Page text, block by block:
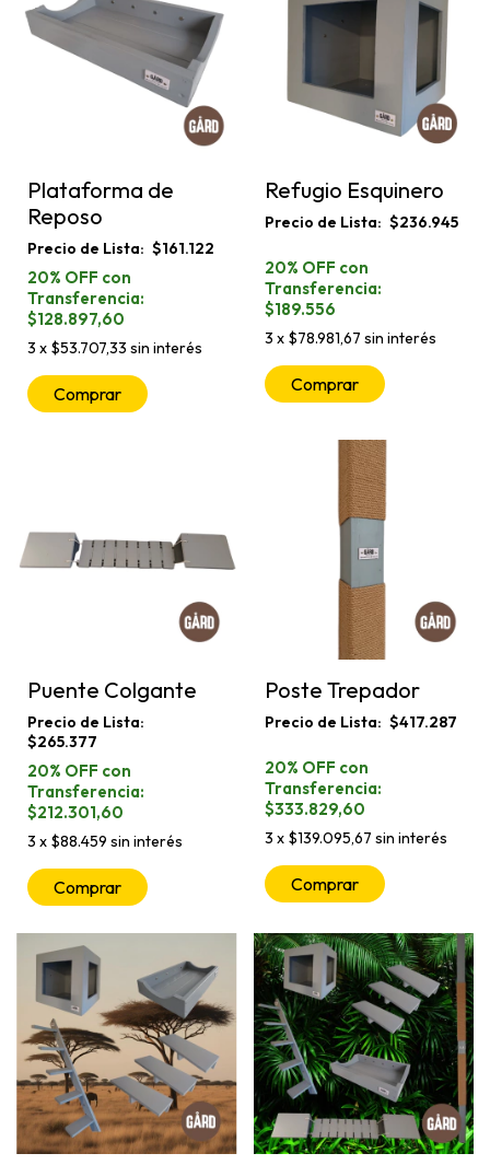
Plataforma de
Reposo
$161.122
$128.897,60
3 x $53.707,33 sin interés
Comprar
Refugio Esquinero
$236.945
$189.556
3 x $78.981,67 sin interés
Comprar
Puente Colgante
$265.377
$212.301,60
3 x $88.459 sin interés
Comprar
Poste Trepador
$417.287
$333.829,60
3 x $139.095,67 sin interés
Comprar